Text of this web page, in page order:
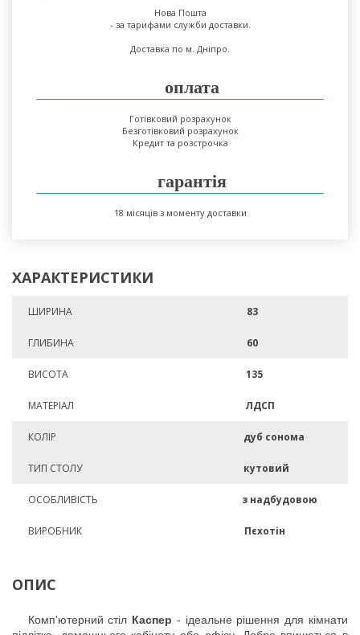
Нова Пошта
- за тарифами служби доставки.
Доставка по м. Дніпро.
оплата
Готівковий розрахунок
Безготівковий розрахунок
Кредит та розстрочка
гарантія
18 місяців з моменту доставки
ХАРАКТЕРИСТИКИ
ШИРИНА 83
ГЛИБИНА 60
ВИСОТА 135
МАТЕРІАЛ ЛДСП
КОЛІР дуб сонома
ТИП СТОЛУ кутовий
ОСОБЛИВІСТЬ з надбудовою
ВИРОБНИК Пєхотін
ОПИС
Комп'ютерний стіл Каспер - ідеальне рішення для кімнати